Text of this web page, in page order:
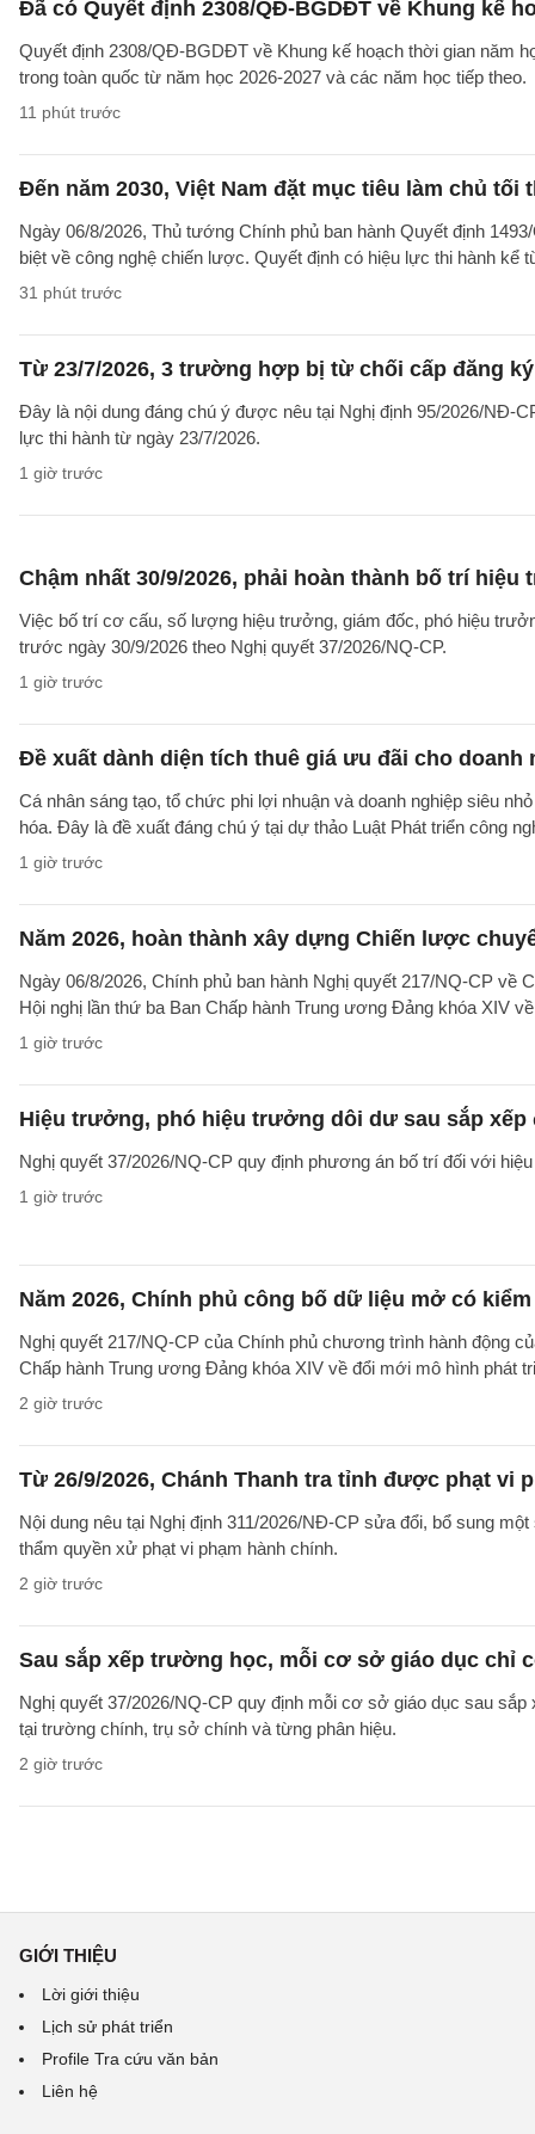
Đã có Quyết định 2308/QĐ-BGDĐT về Khung kế
Quyết định 2308/QĐ-BGDĐT về Khung kế hoạch thời gian năm
trong toàn quốc từ năm học 2026-2027 và các năm học tiếp theo.
11 phút trước
Đến năm 2030, Việt Nam đặt mục tiêu làm chủ
Ngày 06/8/2026, Thủ tướng Chính phủ ban hành Quyết định
biệt về công nghệ chiến lược. Quyết định có hiệu lực thi hành kể
31 phút trước
Từ 23/7/2026, 3 trường hợp bị từ chối cấp đăng
Đây là nội dung đáng chú ý được nêu tại Nghị định 95/2026/NĐ-
lực thi hành từ ngày 23/7/2026.
1 giờ trước
Chậm nhất 30/9/2026, phải hoàn thành bố trí
Việc bố trí cơ cấu, số lượng hiệu trưởng, giám đốc, phó hiệu
trước ngày 30/9/2026 theo Nghị quyết 37/2026/NQ-CP.
1 giờ trước
Đề xuất dành diện tích thuê giá ưu đãi cho doanh
Cá nhân sáng tạo, tổ chức phi lợi nhuận và doanh nghiệp siêu
hóa. Đây là đề xuất đáng chú ý tại dự thảo Luật Phát triển công
1 giờ trước
Năm 2026, hoàn thành xây dựng Chiến lược
Ngày 06/8/2026, Chính phủ ban hành Nghị quyết 217/NQ-CP
Hội nghị lần thứ ba Ban Chấp hành Trung ương Đảng khóa XIV
1 giờ trước
Hiệu trưởng, phó hiệu trưởng dôi dư sau sắp
Nghị quyết 37/2026/NQ-CP quy định phương án bố trí đối với
1 giờ trước
Năm 2026, Chính phủ công bố dữ liệu mở có
Nghị quyết 217/NQ-CP của Chính phủ chương trình hành động
Chấp hành Trung ương Đảng khóa XIV về đổi mới mô hình phát
2 giờ trước
Từ 26/9/2026, Chánh Thanh tra tỉnh được phạt vi
Nội dung nêu tại Nghị định 311/2026/NĐ-CP sửa đổi, bổ sung
thẩm quyền xử phạt vi phạm hành chính.
2 giờ trước
Sau sắp xếp trường học, mỗi cơ sở giáo dục chỉ
Nghị quyết 37/2026/NQ-CP quy định mỗi cơ sở giáo dục sau
tại trường chính, trụ sở chính và từng phân hiệu.
2 giờ trước
GIỚI THIỆU
Lời giới thiệu
Lịch sử phát triển
Profile Tra cứu văn bản
Liên hệ